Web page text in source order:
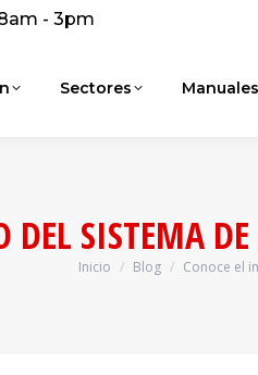
- 3pm
Sectores Manuales
DEL SISTEMA
Estás aquí:
Inicio Blog Conoce el